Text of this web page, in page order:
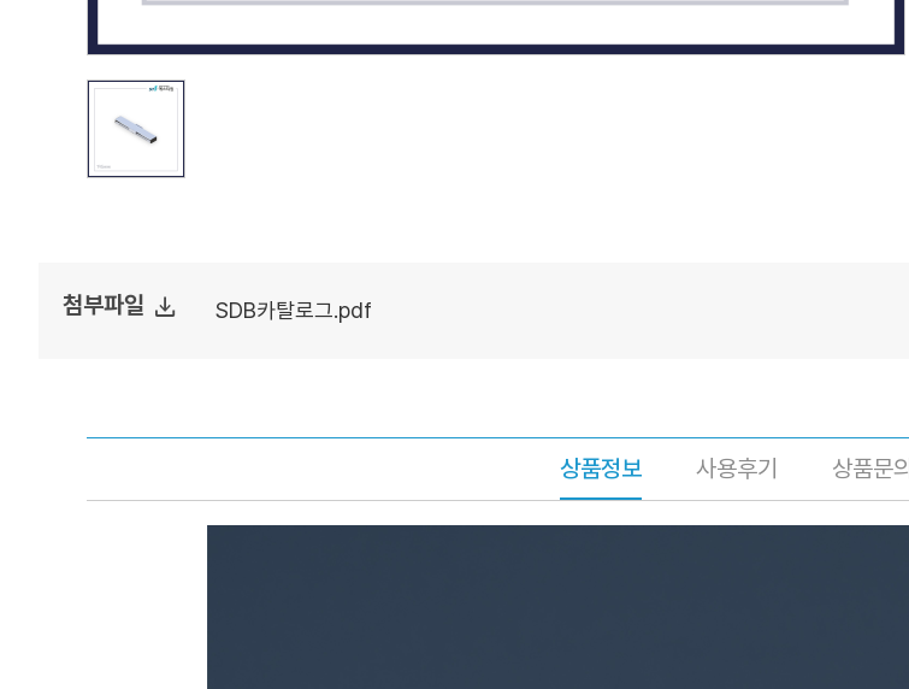
첨부파일 file_download SDB카탈로그.pdf
상품정보 사용후기 상품문의